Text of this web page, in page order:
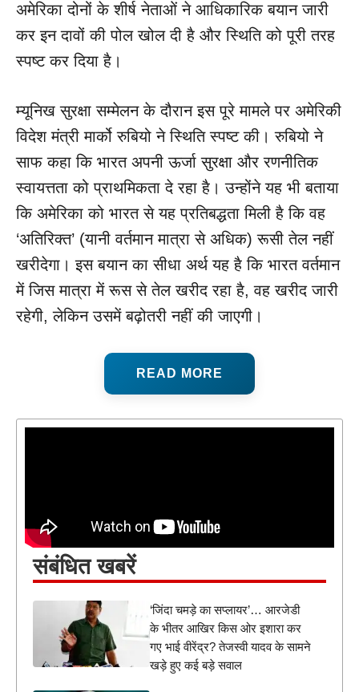
अमेरिका दोनों के शीर्ष नेताओं ने आधिकारिक बयान जारी
कर इन दावों की पोल खोल दी है और स्थिति को पूरी तरह
स्पष्ट कर दिया है।
म्यूनिख सुरक्षा सम्मेलन के दौरान इस पूरे मामले पर अमेरिकी
विदेश मंत्री मार्को रुबियो ने स्थिति स्पष्ट की। रुबियो ने
साफ कहा कि भारत अपनी ऊर्जा सुरक्षा और रणनीतिक
स्वायत्तता को प्राथमिकता दे रहा है। उन्होंने यह भी बताया
कि अमेरिका को भारत से यह प्रतिबद्धता मिली है कि वह
‘अतिरिक्त’ (यानी वर्तमान मात्रा से अधिक) रूसी तेल नहीं
खरीदेगा। इस बयान का सीधा अर्थ यह है कि भारत वर्तमान
में जिस मात्रा में रूस से तेल खरीद रहा है, वह खरीद जारी
रहेगी, लेकिन उसमें बढ़ोतरी नहीं की जाएगी।
READ MORE
संबंधित खबरें
‘जिंदा चमड़े का सप्लायर’… आरजेडी
के भीतर आखिर किस ओर इशारा कर
गए भाई वीरेंद्र? तेजस्वी यादव के सामने
खड़े हुए कई बड़े सवाल